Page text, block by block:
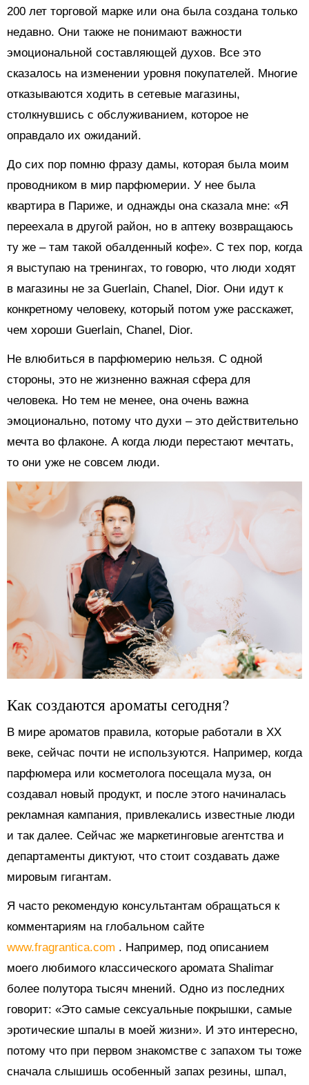
200 лет торговой марке или она была создана только
недавно. Они также не понимают важности
эмоциональной составляющей духов. Все это
сказалось на изменении уровня покупателей. Многие
отказываются ходить в сетевые магазины,
столкнувшись с обслуживанием, которое не
оправдало их ожиданий.
До сих пор помню фразу дамы, которая была моим
проводником в мир парфюмерии. У нее была
квартира в Париже, и однажды она сказала мне: «Я
переехала в другой район, но в аптеку возвращаюсь
ту же – там такой обалденный кофе». С тех пор, когда
я выступаю на тренингах, то говорю, что люди ходят
в магазины не за Guerlain, Chanel, Dior. Они идут к
конкретному человеку, который потом уже расскажет,
чем хороши Guerlain, Chanel, Dior.
Не влюбиться в парфюмерию нельзя. С одной
стороны, это не жизненно важная сфера для
человека. Но тем не менее, она очень важна
эмоционально, потому что духи – это действительно
мечта во флаконе. А когда люди перестают мечтать,
то они уже не совсем люди.
Как создаются ароматы сегодня?
В мире ароматов правила, которые работали в ХХ
веке, сейчас почти не используются. Например, когда
парфюмера или косметолога посещала муза, он
создавал новый продукт, и после этого начиналась
рекламная кампания, привлекались известные люди
и так далее. Сейчас же маркетинговые агентства и
департаменты диктуют, что стоит создавать даже
мировым гигантам.
Я часто рекомендую консультантам обращаться к
комментариям на глобальном сайте
www.fragrantica.com . Например, под описанием
моего любимого классического аромата Shalimar
более полутора тысяч мнений. Одно из последних
говорит: «Это самые сексуальные покрышки, самые
эротические шпалы в моей жизни». И это интересно,
потому что при первом знакомстве с запахом ты тоже
сначала слышишь особенный запах резины, шпал,